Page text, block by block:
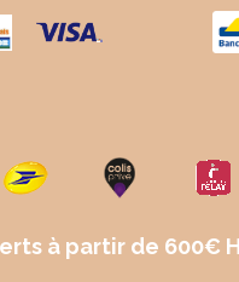
à partir de 600€